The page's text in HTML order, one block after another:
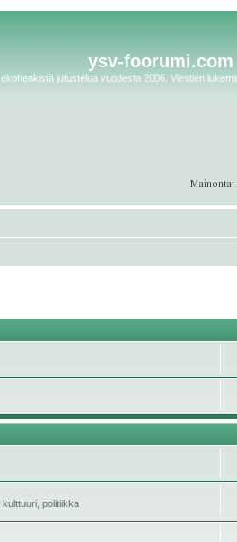
ysv-foorumi.com
jutustelua vuodesta 2006. Viestien
politiikka